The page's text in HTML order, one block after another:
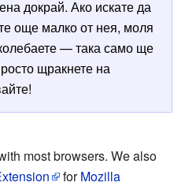
докрай. Ако искате да
още малко от нея, моля
— така само ще
щракнете на
most browsers. We also
forMozilla